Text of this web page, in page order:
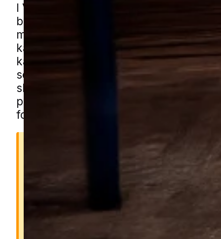
I Viborg er der en blanding af tæt og
bebyggelse i midtbyen og mere åbne
med stille villaveje og rækkehuse.
kan gemme sig i alt fra små
kældre og lofter, men også i mindre
som skure, garager og udhuse. Du
skægkræhjælp i Viborg gennem vores
partnere. Udfyld blot formularen og vi
forbinder dig med en lokal specialist.
Derfor er skægkræ et
problem
Skægkræ kan sprede sig hurtigt i
boligen og er svære at komme af